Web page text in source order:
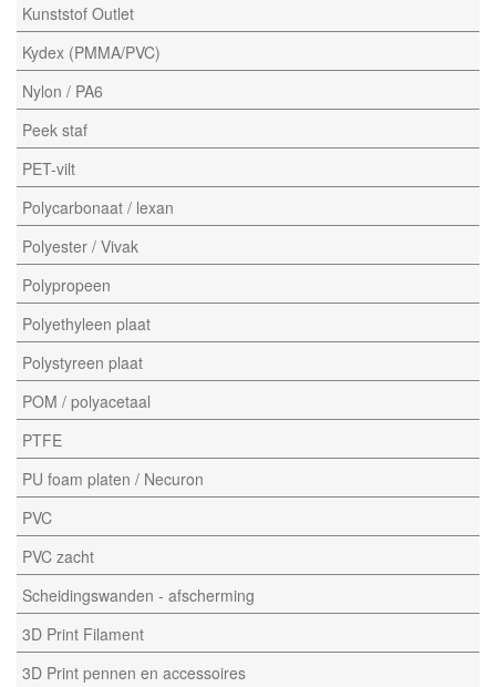
Kunststof Outlet
Kydex (PMMA/PVC)
Nylon / PA6
Peek staf
PET-vilt
Polycarbonaat / lexan
Polyester / Vivak
Polypropeen
Polyethyleen plaat
Polystyreen plaat
POM / polyacetaal
PTFE
PU foam platen / Necuron
PVC
PVC zacht
Scheidingswanden - afscherming
3D Print Filament
3D Print pennen en accessoires